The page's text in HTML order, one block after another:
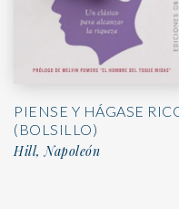
PIENSE Y HÁGASE
(BOLSILLO)
Hill, Napoleón